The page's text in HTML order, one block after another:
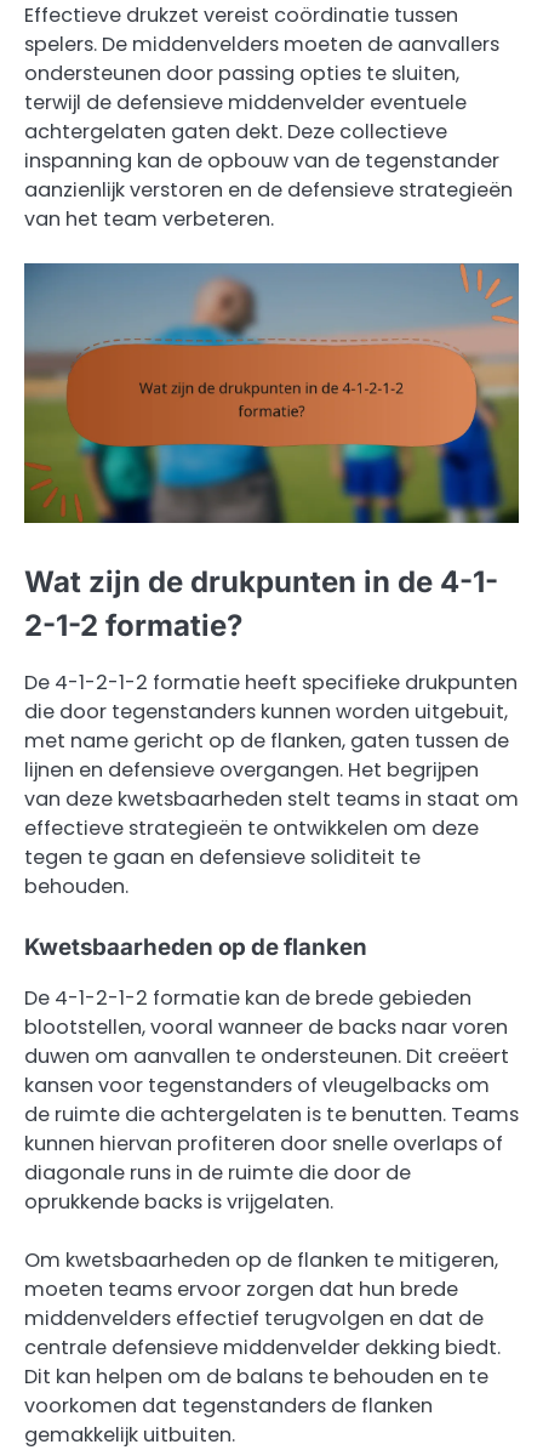
Effectieve drukzet vereist coördinatie tussen
spelers. De middenvelders moeten de aanvallers
ondersteunen door passing opties te sluiten,
terwijl de defensieve middenvelder eventuele
achtergelaten gaten dekt. Deze collectieve
inspanning kan de opbouw van de tegenstander
aanzienlijk verstoren en de defensieve strategieën
van het team verbeteren.
Wat zijn de drukpunten in de 4-1-
2-1-2 formatie?
De 4-1-2-1-2 formatie heeft specifieke drukpunten
die door tegenstanders kunnen worden uitgebuit,
met name gericht op de flanken, gaten tussen de
lijnen en defensieve overgangen. Het begrijpen
van deze kwetsbaarheden stelt teams in staat om
effectieve strategieën te ontwikkelen om deze
tegen te gaan en defensieve soliditeit te
behouden.
Kwetsbaarheden op de flanken
De 4-1-2-1-2 formatie kan de brede gebieden
blootstellen, vooral wanneer de backs naar voren
duwen om aanvallen te ondersteunen. Dit creëert
kansen voor tegenstanders of vleugelbacks om
de ruimte die achtergelaten is te benutten. Teams
kunnen hiervan profiteren door snelle overlaps of
diagonale runs in de ruimte die door de
oprukkende backs is vrijgelaten.
Om kwetsbaarheden op de flanken te mitigeren,
moeten teams ervoor zorgen dat hun brede
middenvelders effectief terugvolgen en dat de
centrale defensieve middenvelder dekking biedt.
Dit kan helpen om de balans te behouden en te
voorkomen dat tegenstanders de flanken
gemakkelijk uitbuiten.